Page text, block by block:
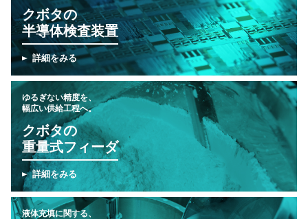
クボタの
半導体検査装置
詳細をみる
ゆるぎない精度を、
幅広い供給工程へ。
クボタの
重量式フィーダ
詳細をみる
液体充填に関する、